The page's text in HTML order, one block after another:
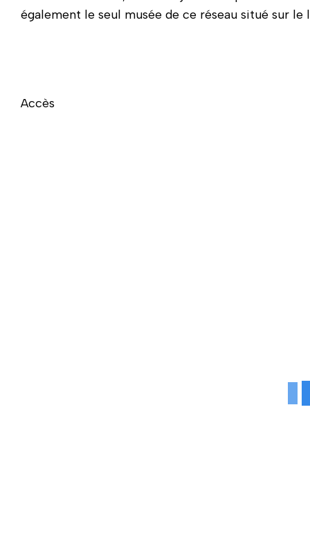
également le seul musée de ce réseau situé sur
Accès